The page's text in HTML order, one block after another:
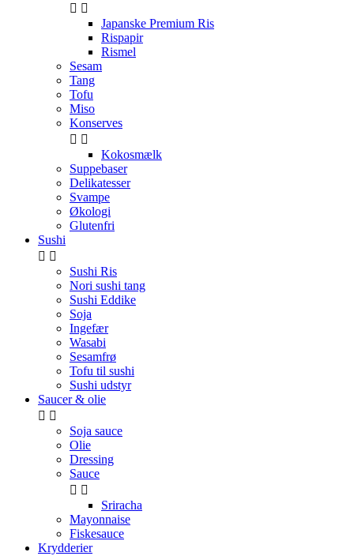
 
Japanske Premium Ris
Rispapir
Rismel
Sesam
Tang
Tofu
Miso
Konserves
 
Kokosmælk
Suppebaser
Delikatesser
Svampe
Økologi
Glutenfri
Sushi
 
Sushi Ris
Nori sushi tang
Sushi Eddike
Soja
Ingefær
Wasabi
Sesamfrø
Tofu til sushi
Sushi udstyr
Saucer & olie
 
Soja sauce
Olie
Dressing
Sauce
 
Sriracha
Mayonnaise
Fiskesauce
Krydderier